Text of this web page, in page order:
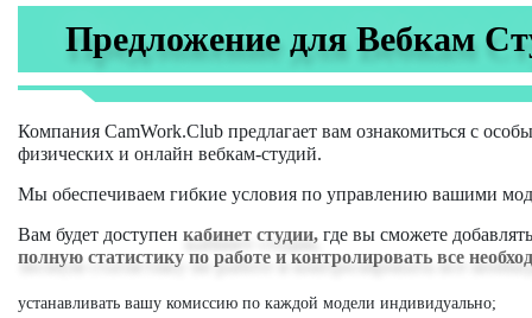
Предложение для Вебкам
Компания CamWork.Club предлагает вам ознакомиться с
физических и онлайн вебкам-студий.
Мы обеспечиваем гибкие условия по управлению вашими
Вам будет доступен кабинет студии, где вы сможете
полную статистику по работе и контролировать все
устанавливать вашу комиссию по каждой модели индивидуально;